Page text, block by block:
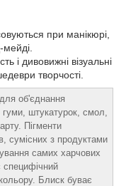
при манікюрі,
і дивовижні візуальні
творчості.
об'єднання
штукатурок, смол,
Пігменти
сумісних з продуктами
самих харчових
специфічний
Блиск буває